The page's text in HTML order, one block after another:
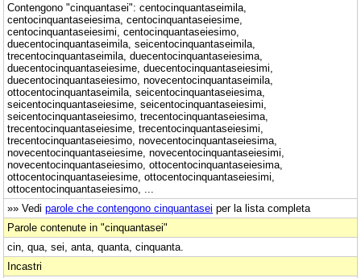
Contengono "cinquantasei": centocinquantaseimila,
centocinquantaseiesima, centocinquantaseiesime,
centocinquantaseiesimi, centocinquantaseiesimo,
duecentocinquantaseimila, seicentocinquantaseimila,
trecentocinquantaseimila, duecentocinquantaseiesima,
duecentocinquantaseiesime, duecentocinquantaseiesimi,
duecentocinquantaseiesimo, novecentocinquantaseimila,
ottocentocinquantaseimila, seicentocinquantaseiesima,
seicentocinquantaseiesime, seicentocinquantaseiesimi,
seicentocinquantaseiesimo, trecentocinquantaseiesima,
trecentocinquantaseiesime, trecentocinquantaseiesimi,
trecentocinquantaseiesimo, novecentocinquantaseiesima,
novecentocinquantaseiesime, novecentocinquantaseiesimi,
novecentocinquantaseiesimo, ottocentocinquantaseiesima,
ottocentocinquantaseiesime, ottocentocinquantaseiesimi,
ottocentocinquantaseiesimo, ...
»» Vedi parole che contengono cinquantasei per la lista completa
Parole contenute in "cinquantasei"
cin, qua, sei, anta, quanta, cinquanta.
Incastri